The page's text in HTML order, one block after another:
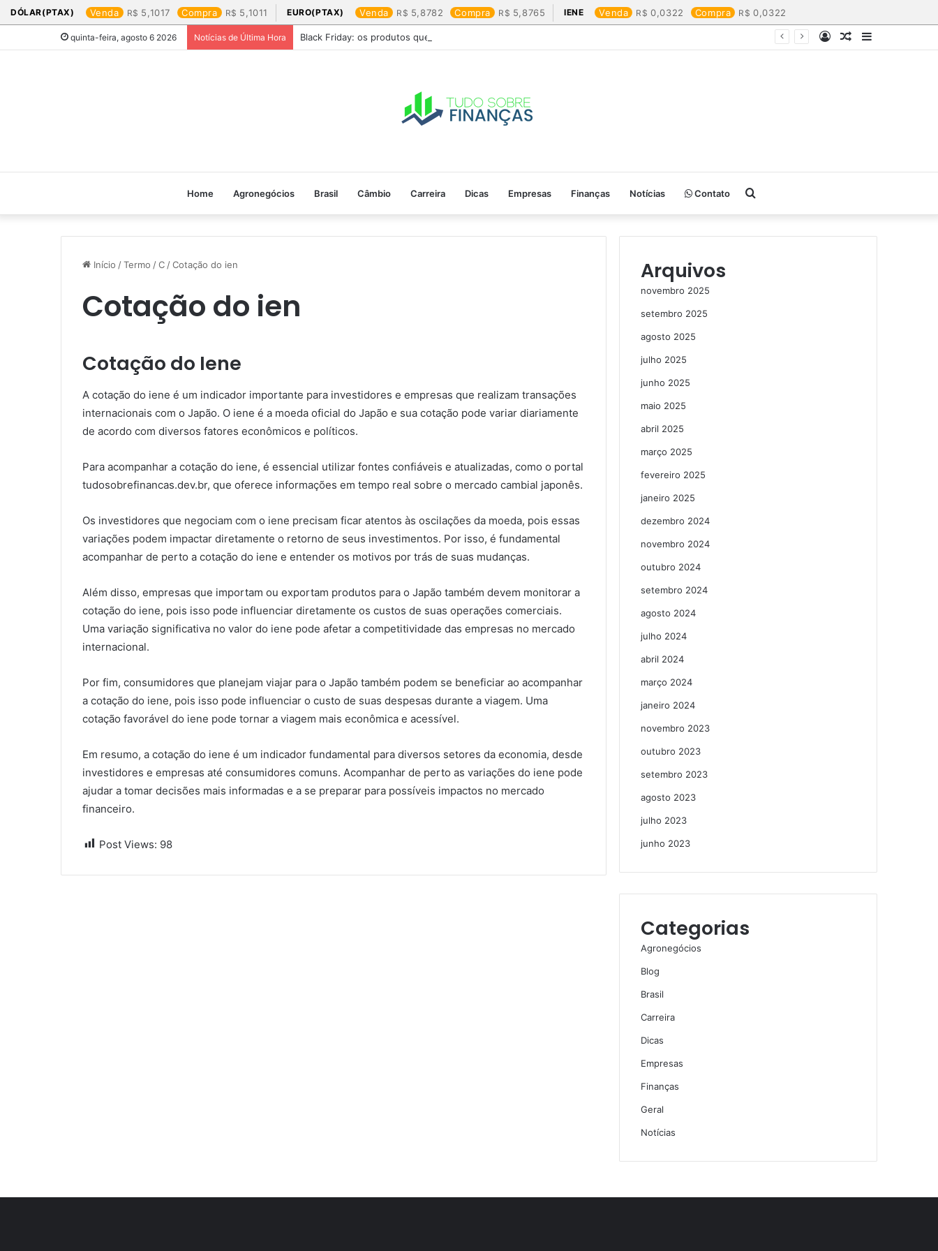
DÓLAR(PTAX) Venda 5,1017 Compra 5,1011 EURO(PTAX) Venda 5,8782 Compra 5,8765 IENE Venda 0,0322 Compra 0,0322
quinta-feira, agosto 6 2026 Notícias de Última Hora Black Friday: os produtos que mais valem a pena
Barra
Artigo
Entrar
Home Agronegócios Brasil Câmbio Carreira Dicas Empresas Finanças Notícias Contato Procurar
por
Início /Termo /C /Cotação do ien​
Cotação do ien​
Cotação do Iene
A cotação do iene é um indicador importante para investidores e empresas que realizam transações
internacionais com o Japão. O iene é a moeda oficial do Japão e sua cotação pode variar diariamente
de acordo com diversos fatores econômicos e políticos.
Para acompanhar a cotação do iene, é essencial utilizar fontes confiáveis e atualizadas, como o portal
tudosobrefinancas.dev.br, que oferece informações em tempo real sobre o mercado cambial japonês.
Os investidores que negociam com o iene precisam ficar atentos às oscilações da moeda, pois essas
variações podem impactar diretamente o retorno de seus investimentos. Por isso, é fundamental
acompanhar de perto a cotação do iene e entender os motivos por trás de suas mudanças.
Além disso, empresas que importam ou exportam produtos para o Japão também devem monitorar a
cotação do iene, pois isso pode influenciar diretamente os custos de suas operações comerciais.
Uma variação significativa no valor do iene pode afetar a competitividade das empresas no mercado
internacional.
Por fim, consumidores que planejam viajar para o Japão também podem se beneficiar ao acompanhar
a cotação do iene, pois isso pode influenciar o custo de suas despesas durante a viagem. Uma
cotação favorável do iene pode tornar a viagem mais econômica e acessível.
Em resumo, a cotação do iene é um indicador fundamental para diversos setores da economia, desde
investidores e empresas até consumidores comuns. Acompanhar de perto as variações do iene pode
ajudar a tomar decisões mais informadas e a se preparar para possíveis impactos no mercado
financeiro.
Post Views: 98
Arquivos
novembro 2025
setembro 2025
agosto 2025
julho 2025
junho 2025
maio 2025
abril 2025
março 2025
fevereiro 2025
janeiro 2025
dezembro 2024
novembro 2024
outubro 2024
setembro 2024
agosto 2024
julho 2024
abril 2024
março 2024
janeiro 2024
novembro 2023
outubro 2023
setembro 2023
agosto 2023
julho 2023
junho 2023
Categorias
Agronegócios
Blog
Brasil
Carreira
Dicas
Empresas
Finanças
Geral
Notícias